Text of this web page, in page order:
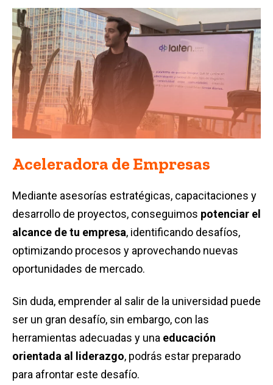
Aceleradora de Empresas
Mediante asesorías estratégicas, capacitaciones y
desarrollo de proyectos, conseguimos potenciar el
alcance de tu empresa, identificando desafíos,
optimizando procesos y aprovechando nuevas
oportunidades de mercado.
Sin duda, emprender al salir de la universidad puede
ser un gran desafío, sin embargo, con las
herramientas adecuadas y una educación
orientada al liderazgo, podrás estar preparado
para afrontar este desafío.